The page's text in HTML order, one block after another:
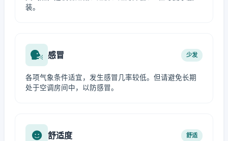
装。
感冒 少发
各项气象条件适宜，发生感冒几率较低。但请避免长期
处于空调房间中，以防感冒。
舒适度 舒适